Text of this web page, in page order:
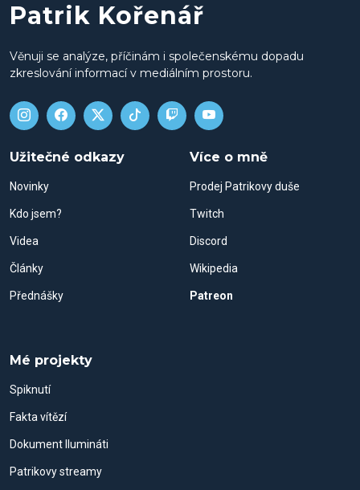
Patrik Kořenář
Věnuji se analýze, příčinám i společenskému dopadu
zkreslování informací v mediálním prostoru.
Užitečné odkazy
Novinky
Kdo jsem?
Videa
Články
Přednášky
Více o mně
Prodej Patrikovy duše
Twitch
Discord
Wikipedia
Patreon
Mé projekty
Spiknutí
Fakta vítězí
Dokument Ilumináti
Patrikovy streamy